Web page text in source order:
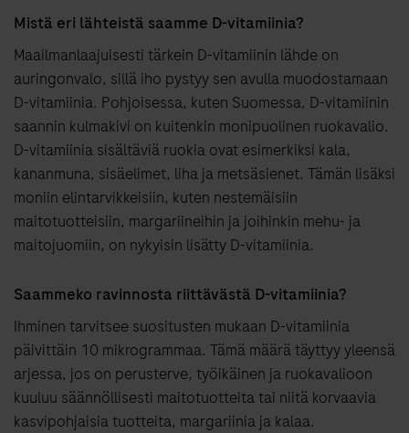
Mistä eri lähteistä saamme D-vitamiinia?
Maailmanlaajuisesti tärkein D-vitamiinin lähde on
auringonvalo, sillä iho pystyy sen avulla muodostamaan
D-vitamiinia. Pohjoisessa, kuten Suomessa, D-vitamiinin
saannin kulmakivi on kuitenkin monipuolinen ruokavalio.
D-vitamiinia sisältäviä ruokia ovat esimerkiksi kala,
kananmuna, sisäelimet, liha ja metsäsienet. Tämän lisäksi
moniin elintarvikkeisiin, kuten nestemäisiin
maitotuotteisiin, margariineihin ja joihinkin mehu- ja
maitojuomiin, on nykyisin lisätty D-vitamiinia.
Saammeko ravinnosta riittävästä D-vitamiinia?
Ihminen tarvitsee suositusten mukaan D-vitamiinia
päivittäin 10 mikrogrammaa. Tämä määrä täyttyy yleensä
arjessa, jos on perusterve, työikäinen ja ruokavalioon
kuuluu säännöllisesti maitotuotteita tai niitä korvaavia
kasvipohjaisia tuotteita, margariinia ja kalaa.